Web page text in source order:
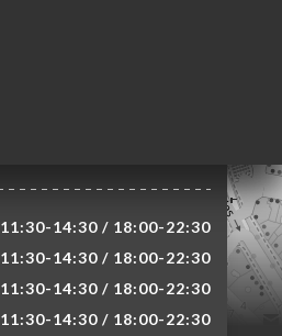
11:30-14:30 / 18:00-22:30
11:30-14:30 / 18:00-22:30
11:30-14:30 / 18:00-22:30
11:30-14:30 / 18:00-22:30